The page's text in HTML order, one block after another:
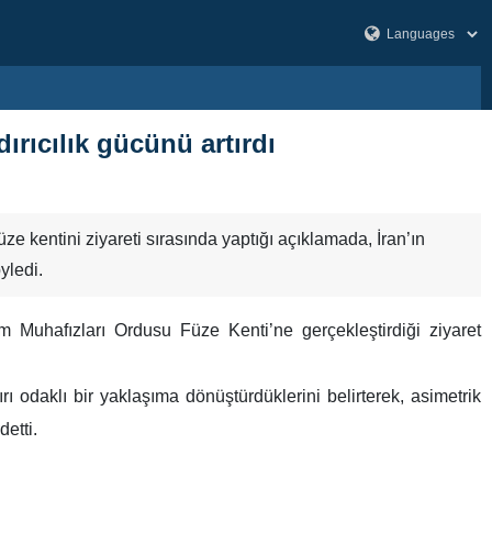
gücünü artırdı
kentini ziyareti sırasında yaptığı açıklamada, İran’ın
Ordusu Füze Kenti’ne gerçekleştirdiği ziyaret
odaklı bir yaklaşıma dönüştürdüklerini belirterek, asimetrik